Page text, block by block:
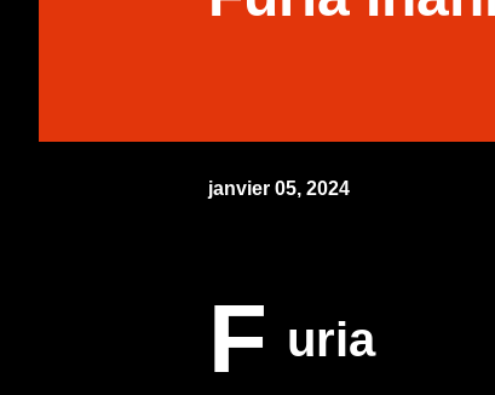
janvier 05, 2024
F uria